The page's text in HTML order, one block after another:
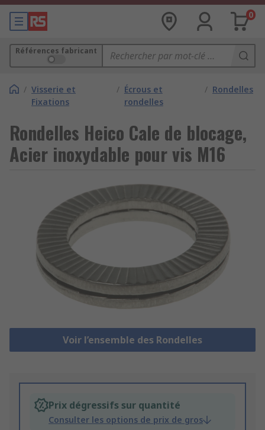
0
Références fabricant
/ Visserie et
Fixations
/ Écrous et
rondelles
/ Rondelles
Rondelles Heico Cale de blocage,
Acier inoxydable pour vis M16
Voir l’ensemble des Rondelles
Prix dégressifs sur quantité
Consulter les options de prix de gros